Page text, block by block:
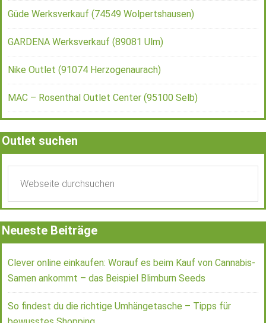
Güde Werksverkauf (74549 Wolpertshausen)
GARDENA Werksverkauf (89081 Ulm)
Nike Outlet (91074 Herzogenaurach)
MAC – Rosenthal Outlet Center (95100 Selb)
Outlet suchen
Neueste Beiträge
Clever online einkaufen: Worauf es beim Kauf von Cannabis-
Samen ankommt – das Beispiel Blimburn Seeds
So findest du die richtige Umhängetasche – Tipps für